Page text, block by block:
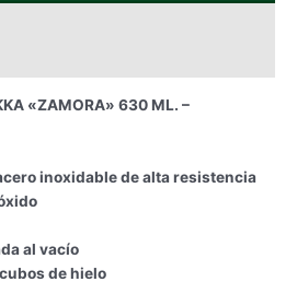
«ZAMORA» 630 ML. –
inoxidable de alta resistencia
al vacío
de hielo